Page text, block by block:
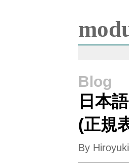
Blog
日本
(正規
By